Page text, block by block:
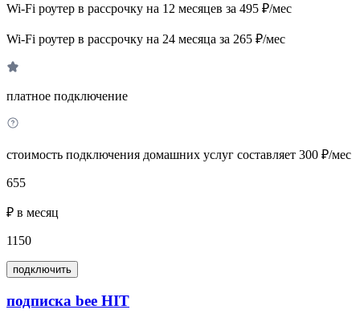
Wi-Fi роутер в рассрочку на 12 месяцев за 495 ₽/мес
Wi-Fi роутер в рассрочку на 24 месяца за 265 ₽/мес
платное подключение
стоимость подключения домашних услуг составляет 300 ₽/мес
655
₽ в месяц
1150
подключить
подписка bee HIT